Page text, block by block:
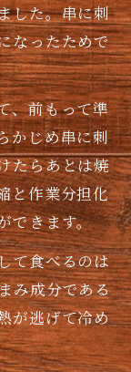
した。串に刺
なったためで
、前もって準
かじめ串に刺
たらあとは焼
と作業分担化
できます。
て食べるのは
み成分である
が逃げて冷め